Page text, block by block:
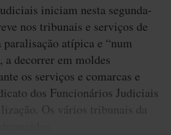
iniciam nesta segunda-
nos tribunais e serviços de
paralisação atípica e “num
decorrer em moldes
os serviços e comarcas e
dos Funcionários Judiciais
Os vários tribunais da